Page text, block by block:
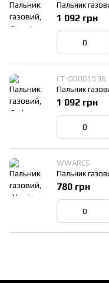
Пальник
1 092 грн
СТ-00001538
Пальник
1 092 грн
WWARCS
Пальник
780 грн